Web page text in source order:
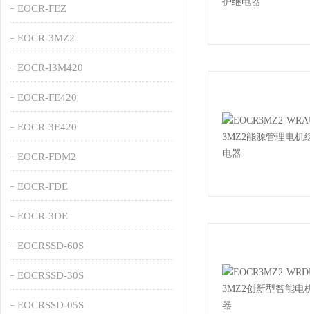
EOCR-FEZ
EOCR-3MZ2
EOCR-I3M420
EOCR-FE420
EOCR-3E420
EOCR-FDM2
EOCR-FDE
EOCR-3DE
EOCRSSD-60S
EOCRSSD-30S
EOCRSSD-05S